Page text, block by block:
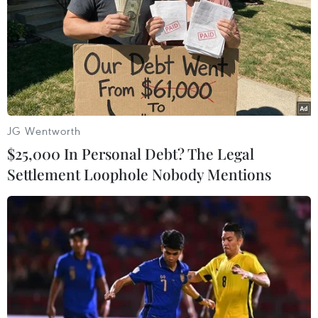
các quốc gia CPTPP, bao gồm các nền kinh tế
lớn như Nhật Bản, chiếm khoảng 8% lượng xuất
khẩu của Anh trong năm 2019.
Nhật Bản chào đón Anh
Động thái của Chính phủ Anh đã nhận được sự
ủng hộ mạnh mẽ từ cộng đồng doanh nghiệp
nước này. Liên đoàn Công nghiệp Anh (CBI),
nhóm vận động vì doanh nghiệp lớn nhất của
Anh, đã hoan nghênh việc nộp đơn gia nhập
CPTPP như một “chương mới cho chính sách
thương mại độc lập của họ."
Liên đoàn cho biết: “Tư cách thành viên CPTPP
có tiềm năng mang đến những cơ hội mới cho
hoạt động kinh doanh của Anh trên các lĩnh vực
khác nhau." Tuy nhiên, việc Anh nhiệt tình
JG Wentworth
$25,000 In Personal Debt? The Legal
Settlement Loophole Nobody Mentions